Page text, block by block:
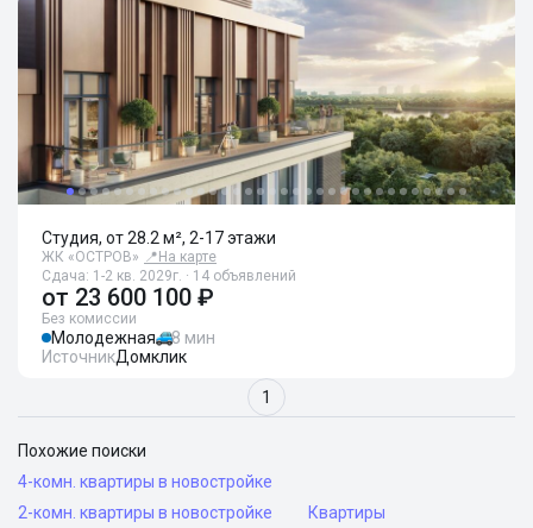
Студия, от 28.2 м², 2-17 этажи
ЖК «ОСТРОВ» 📍 На карте
Сдача: 1-2 кв. 2029г. · 14 объявлений
от 23 600 100 ₽
Без комиссии
Молодежная
8 мин
ИсточникДомклик
1
Похожие поиски
4-комн. квартиры в новостройке
2-комн. квартиры в новостройке
Квартиры